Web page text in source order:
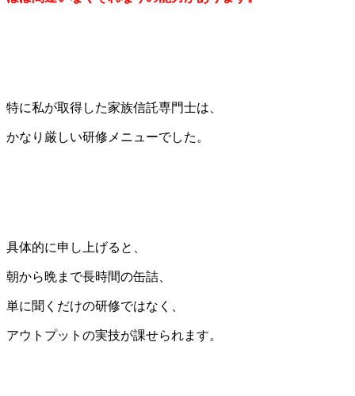
特に私が取得した家族信託専門士は、
かなり厳しい研修メニューでした。
具体的に申し上げると、
朝から晩まで長時間の缶詰、
単に聞くだけの研修ではなく、
アウトプットの実技が課せられます。